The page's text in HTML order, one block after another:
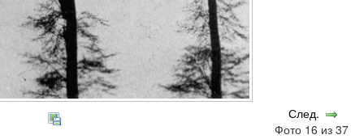
След.
Фото 16 из 37